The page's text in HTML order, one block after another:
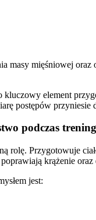
masy mięśniowej oraz
kluczowy element
postępów
podczas
rolę. Przygotowuje
krążenie oraz
jest: